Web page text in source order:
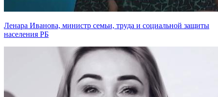
Ленара Иванова, министр семьи, труда и социальной защиты
населения РБ